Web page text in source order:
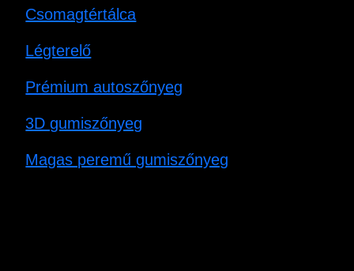
Csomagtértálca
Légterelő
Prémium autoszőnyeg
3D gumiszőnyeg
Magas peremű gumiszőnyeg